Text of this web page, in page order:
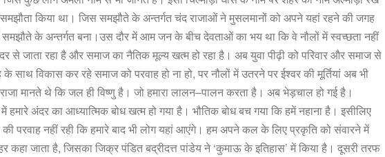
समझौताकिया था। जिससमझौतेकेअन्तर्गतचंदराजाओंनेमुसलमानोंकोअपनेयहांरहनेकीजगह
समझौतेकेअन्तर्गतबना।उसदौरमेंआमजनकेबीचदेवताओंकाभय थाकिवेनौलोंमेंस्वच्छतानहीं
सेजातारहाहैऔरसमाजकानैतिकमूल्यखत्महोरहाहै। अबयुवापीढ़ीकोपरिवारऔरसमाजसे
केसाथविकासकररहेसमाजकोपरवाहहोनाहो, परनौलोंमेंउतरनेपरईश्वरकीमूर्तियांअबभी
राजामानते थेकिजलहीविष्णुहै। जोहमारालालन–पालनकरताहै। अबभेड़चालहोगईहै।
मेंहमारेअंदरकाआध्यात्मिकबोधखत्महोगयाहै। भौतिकबोधबचगयाकिहमेंनहानाहै। इसीलिए
कीपरवाहनहींरहीकिहमारेबादभीलोगयहांआएंगे। हमअपनेकलकेलिएप्रकृतिकोसंवारनेमें
कहाजाताहै, जिसकाजिक्रपंडितबद्रीदत्तपांडेयने‘कुमाऊकेइतिहास’ मेंकियाहै। दूसरीतरफ